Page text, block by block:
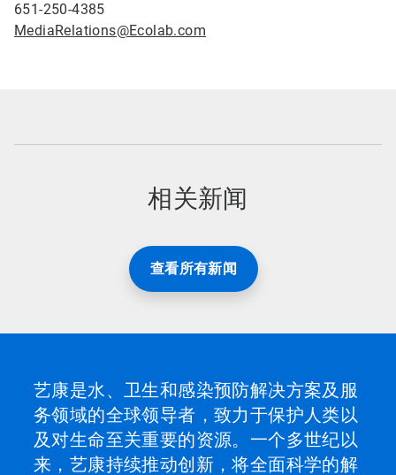
651-250-4385
MediaRelations@Ecolab.com
相关新闻
查看所有新闻
艺康是水、卫生和感染预防解决方案及服
务领域的全球领导者，致力于保护人类以
及对生命至关重要的资源。一个多世纪以
来，艺康持续推动创新，将全面科学的解